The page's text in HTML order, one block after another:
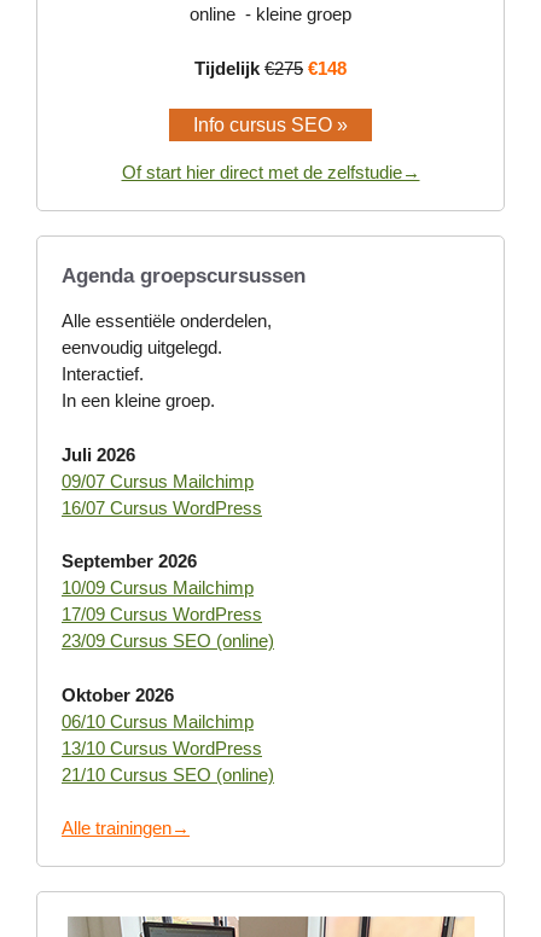
online - kleine groep
Tijdelijk €275 €148
Info cursus SEO »
Of start hier direct met de zelfstudie→
Agenda groepscursussen
Alle essentiële onderdelen,
eenvoudig uitgelegd.
Interactief.
In een kleine groep.
Juli 2026
09/07 Cursus Mailchimp
16/07 Cursus WordPress
September 2026
10/09 Cursus Mailchimp
17/09 Cursus WordPress
23/09 Cursus SEO (online)
Oktober 2026
06/10 Cursus Mailchimp
13/10 Cursus WordPress
21/10 Cursus SEO (online)
Alle trainingen→